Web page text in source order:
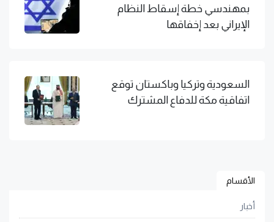
بمهندسي خطة إسقاط النظام
الإيراني بعد إخفاقها
السعودية وتركيا وباكستان توقع
اتفاقية مكة للدفاع المشترك
الأقسام
أخبار